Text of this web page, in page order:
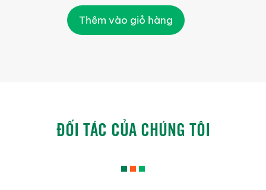
Thêm vào giỏ hàng
ĐỐI TÁC CỦA CHÚNG TÔI